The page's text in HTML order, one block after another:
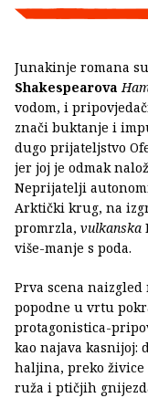
Junakinje romana
Shakespearova
vodom, i
znači buktanje i
dugo prijateljstvo
jer joj je odmak
Neprijatelji
Arktički krug, na
promrzla, vulkanska
više-manje s poda.
Prva scena naizgled
popodne u vrtu
protagonistica-
kao najava kasnijoj:
haljina, preko
ruža i ptičjih